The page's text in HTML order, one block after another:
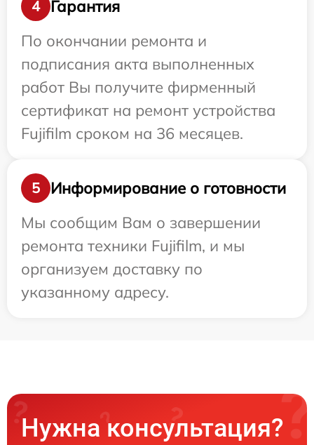
4
Гарантия
По окончании ремонта и
подписания акта выполненных
работ Вы получите фирменный
сертификат на ремонт устройства
Fujifilm сроком на 36 месяцев.
5
Информирование о готовности
Мы сообщим Вам о завершении
ремонта техники Fujifilm, и мы
организуем доставку по
указанному адресу.
Нужна консультация?